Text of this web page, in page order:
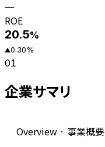
—
ROE
20.5%
▲0.30%
01
企業サマリ
Overview · 事業概要